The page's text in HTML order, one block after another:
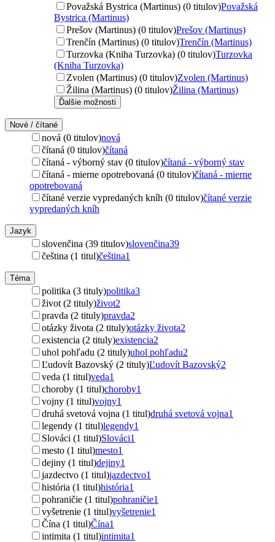
Považská Bystrica (Martinus) (0 titulov)Považská
Bystrica (Martinus)
Prešov (Martinus) (0 titulov)Prešov (Martinus)
Trenčín (Martinus) (0 titulov)Trenčín (Martinus)
Turzovka (Kniha Turzovka) (0 titulov)Turzovka
(Kniha Turzovka)
Zvolen (Martinus) (0 titulov)Zvolen (Martinus)
Žilina (Martinus) (0 titulov)Žilina (Martinus)
Ďalšie možnosti
Nové / čítané
nová (0 titulov)nová
čítaná (0 titulov)čítaná
čítaná - výborný stav (0 titulov)čítaná - výborný stav
čítaná - mierne opotrebovaná (0 titulov)čítaná - mierne
opotrebovaná
čítané verzie vypredaných kníh (0 titulov)čítané verzie
vypredaných kníh
Jazyk
slovenčina (39 titulov)slovenčina39
čeština (1 titul)čeština1
Téma
politika (3 tituly)politika3
život (2 tituly)život2
pravda (2 tituly)pravda2
otázky života (2 tituly)otázky života2
existencia (2 tituly)existencia2
uhol pohľadu (2 tituly)uhol pohľadu2
Ľudovít Bazovský (2 tituly)Ľudovít Bazovský2
veda (1 titul)veda1
choroby (1 titul)choroby1
vojny (1 titul)vojny1
druhá svetová vojna (1 titul)druhá svetová vojna1
legendy (1 titul)legendy1
Slováci (1 titul)Slováci1
mesto (1 titul)mesto1
dejiny (1 titul)dejiny1
jazdectvo (1 titul)jazdectvo1
história (1 titul)história1
pohraničie (1 titul)pohraničie1
vyšetrenie (1 titul)vyšetrenie1
Čína (1 titul)Čína1
intimita (1 titul)intimita1